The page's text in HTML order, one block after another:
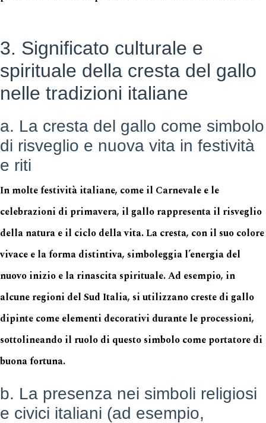
3. Significato culturale e
spirituale della cresta del gallo
nelle tradizioni italiane
a. La cresta del gallo come simbolo
di risveglio e nuova vita in festività
e riti
In molte festività italiane, come il Carnevale e le
celebrazioni di primavera, il gallo rappresenta il risveglio
della natura e il ciclo della vita. La cresta, con il suo colore
vivace e la forma distintiva, simboleggia l’energia del
nuovo inizio e la rinascita spirituale. Ad esempio, in
alcune regioni del Sud Italia, si utilizzano creste di gallo
dipinte come elementi decorativi durante le processioni,
sottolineando il ruolo di questo simbolo come portatore di
buona fortuna.
b. La presenza nei simboli religiosi
e civici italiani (ad esempio,